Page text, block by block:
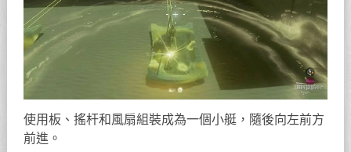
使用板、搖杆和風扇組裝成為一個小艇，隨後向左前方
前進。